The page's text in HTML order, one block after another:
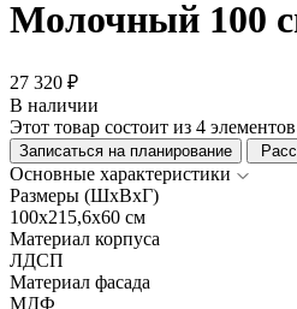
Молочный 100
27 320 ₽
В наличии
Этот товар состоит из 4 элементов
Записаться на планирование
Основные характеристики
Размеры (ШхВхГ)
100x215,6x60 см
Материал корпуса
ЛДСП
Материал фасада
МДФ